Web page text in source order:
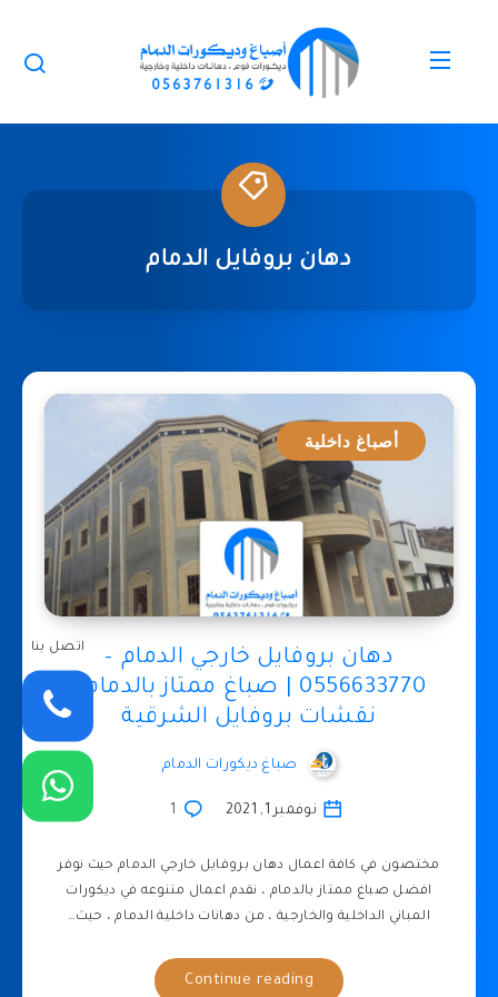
دهان بروفايل الدمام
أصباغ داخلية
دهان بروفايل خارجي الدمام –
0556633770 | صباغ ممتاز بالدمام |
نقشات بروفايل الشرقية
صباغ ديكورات الدمام
نوفمبر 1, 2021 1
مختصون في كافة اعمال دهان بروفايل خارجي الدمام حيث نوفر
افضل صباغ ممتاز بالدمام ، نقدم اعمال متنوعه في ديكورات
المباني الداخلية والخارجية ، من دهانات داخلية الدمام ، حيث…
Continue reading
اتصل بنا